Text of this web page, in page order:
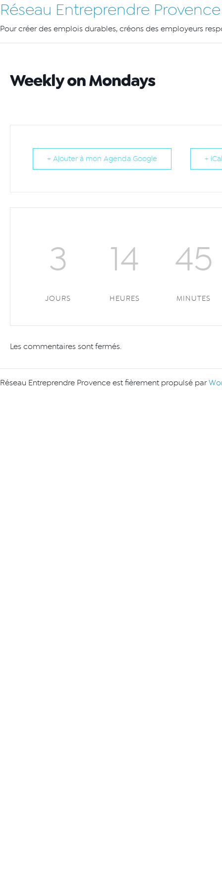
Réseau Entreprendre Provence
Pour créer des emplois durables, créons des employeurs
Weekly on Mondays
+ Ajouter à mon Agenda Google +
3
JOURS
14
HEURES
45
MINUTES
Les commentaires sont fermés.
Réseau Entreprendre Provence est fièrement propulsé par